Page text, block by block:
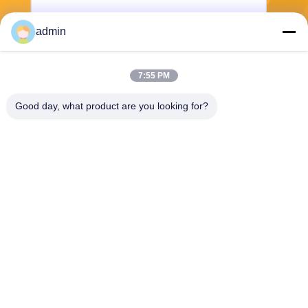
admin
7:55 PM
Good day, what product are you looking for?